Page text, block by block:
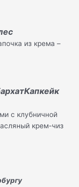
из крема –
Капкейк
с клубничной
крем-чиз